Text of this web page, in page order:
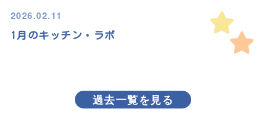
2026.02.11
1月のキッチン・ラボ
過去一覧を見る